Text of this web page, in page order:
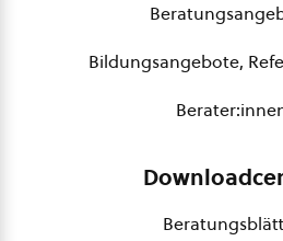
Bildungsangebote,